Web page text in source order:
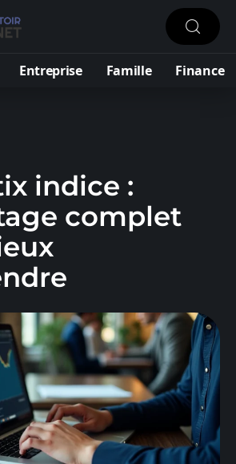
Entreprise Famille Finance
indice :
complet